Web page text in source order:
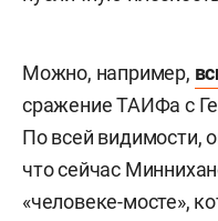
Можно, например,
сражение ТАИФа с
По всей видимости,
что сейчас
«человеке-мосте»,